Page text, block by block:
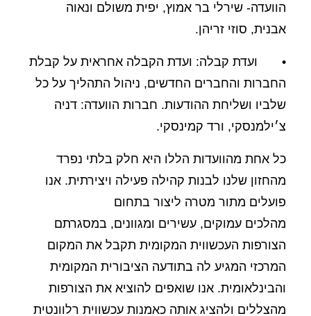
הוועדה- שירלי בר אמוץ, יפית משולם ונאוה
אבנית, סוזי זריהן.
• ועדת קבלה: ועדת הקבלה אחראית על קבלת
החברות והחברים החדשים, ניהול התהליך על כל
שלביו ושליחת ההודעות. חברות הוועדה: דניה
צ׳ילמנסקי, ורד קמינסקי.
כל אחת מהוועדות הללו היא חלק בלתי נפרד
מהחזון שלנו לבנות קהילה פעילה ויצירתית. אנו
פועלים מתור מטרה ליצור בתחום
מהלכים עמוקים, עשירים ומגוונים, במסגרתם
הצורפות העכשווית המקומית תקבל את המקום
המרכזי המגיע לה בתודעה הציבורית המקומית
והבינלאומית. אנו שואפים להוציא את הצורפות
מהצללים ולהציג אותה כאמנות עכשווית רלוונטית